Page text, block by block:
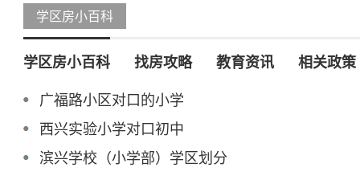
学区房小百科
学区房小百科 找房攻略 教育资讯 相关政策
广福路小区对口的小学
西兴实验小学对口初中
滨兴学校（小学部）学区划分